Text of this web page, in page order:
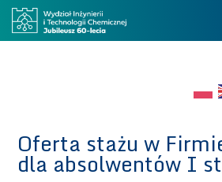
Oferta stażu w
dla absolwentów I